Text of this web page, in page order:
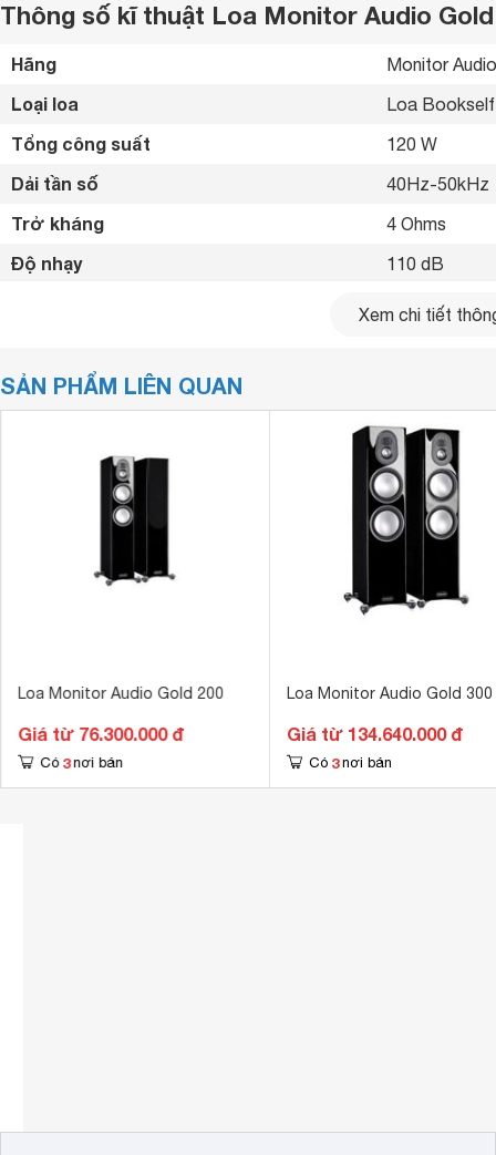
Thông số kĩ thuật Loa Monitor Audio Gold
Hãng Monitor
Loại loa Loa
Tổng công suất 120 W
Dải tần số 40Hz-50kHz
Trở kháng 4 Ohms
Độ nhạy 110 dB
195 x 360 x
Xem chi tiết
SẢN PHẨM LIÊN QUAN
Loa Monitor Audio Gold 200
Giá từ 76.300.000 đ
Có 3 nơi bán
Loa Monitor Audio Gold 300
Giá từ 134.640.000 đ
Có 3 nơi bán